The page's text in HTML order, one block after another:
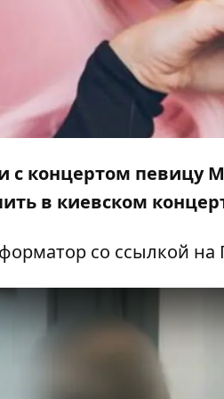
с концертом певицу
в киевском
со ссылкой на